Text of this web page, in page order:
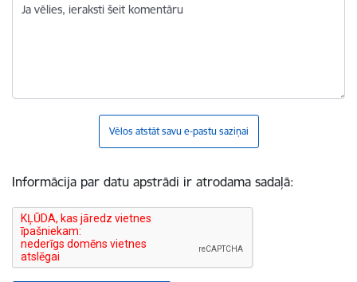
Ja vēlies, ieraksti šeit komentāru
Vēlos atstāt savu e-pastu saziņai
Informācija par datu apstrādi ir atrodama sadaļā: